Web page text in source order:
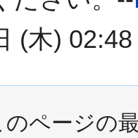
(木)
のページの